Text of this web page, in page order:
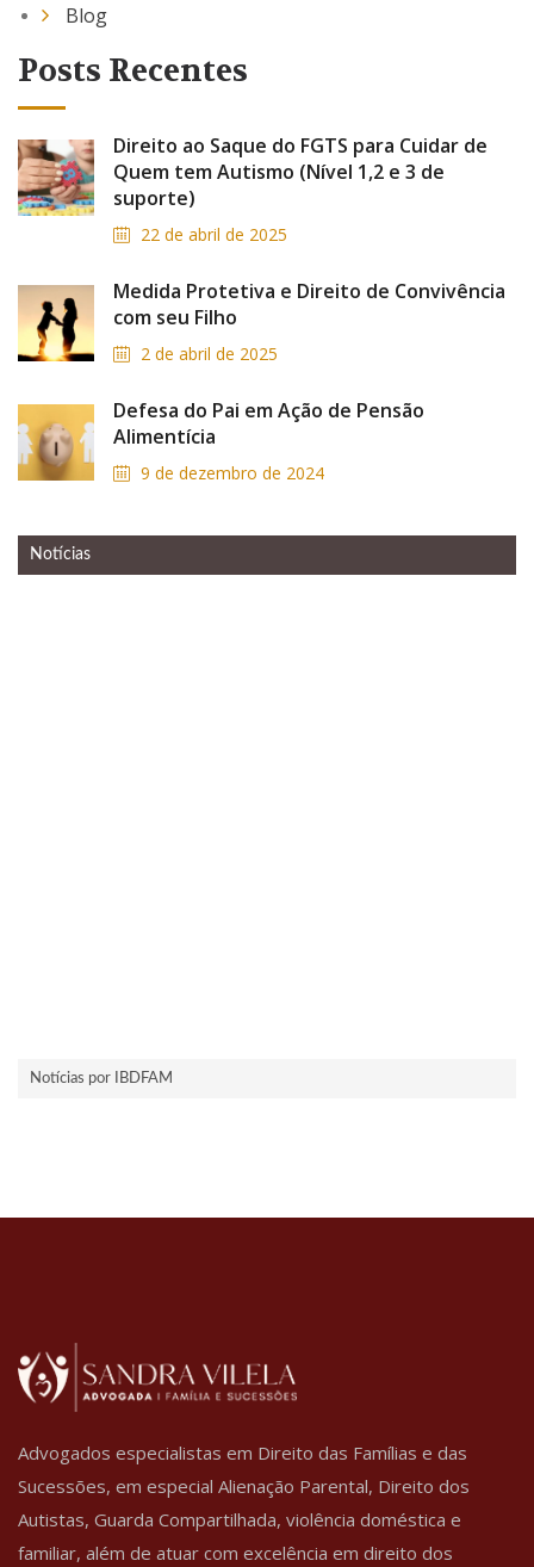
Blog
Posts Recentes
Direito ao Saque do FGTS para Cuidar de
Quem tem Autismo (Nível 1,2 e 3 de
suporte)
22 de abril de 2025
Medida Protetiva e Direito de Convivência
com seu Filho
2 de abril de 2025
Defesa do Pai em Ação de Pensão
Alimentícia
9 de dezembro de 2024
Notícias
Notícias por IBDFAM
Advogados especialistas em Direito das Famílias e das
Sucessões, em especial Alienação Parental, Direito dos
Autistas, Guarda Compartilhada, violência doméstica e
familiar, além de atuar com excelência em direito dos